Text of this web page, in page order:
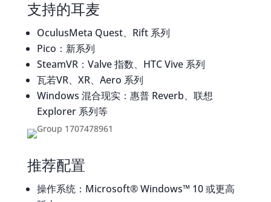
支持的耳麦
OculusMeta Quest、Rift 系列
Pico：新系列
SteamVR：Valve 指数、HTC Vive 系列
瓦若VR、XR、Aero 系列
Windows 混合现实：惠普 Reverb、联想
Explorer 系列等
推荐配置
操作系统：Microsoft® Windows™ 10 或更高